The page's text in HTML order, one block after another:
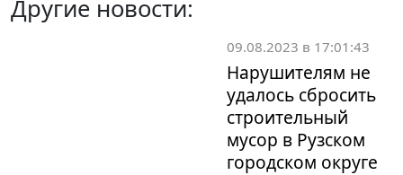
Другие новости:
09.08.2023 в 17:01:43
Нарушителям не
удалось сбросить
строительный
мусор в Рузском
городском округе